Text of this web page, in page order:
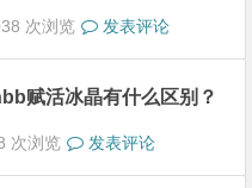
次浏览 发表评论
赋活冰晶有什么区别？
次浏览 发表评论